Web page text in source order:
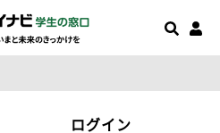
ログイン